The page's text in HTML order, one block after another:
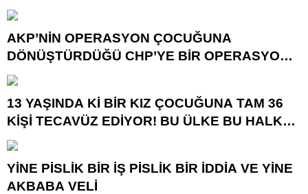
GÖTÜRÜYOR!
AKP’NİN OPERASYON ÇOCUĞUNA
DÖNÜŞTÜRDÜĞÜ CHP’YE BİR OPERASYON
DAHA!
13 YAŞINDA Kİ BİR KIZ ÇOCUĞUNA TAM 36
KİŞİ TECAVÜZ EDİYOR! BU ÜLKE BU HALK
NEREYE SAVRULDU NASIL SAVRULDU!
YİNE PİSLİK BİR İŞ PİSLİK BİR İDDİA VE YİNE
AKBABA VELİ